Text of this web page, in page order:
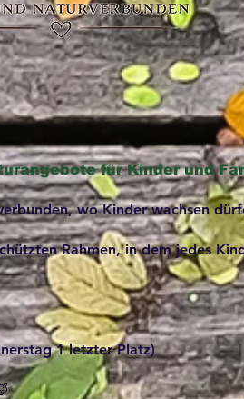
für Kinder und
wo Kinder wachsen
Rahmen, in dem jedes
1 letzter Platz)